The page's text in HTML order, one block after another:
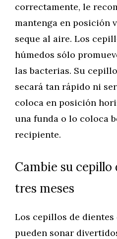
correctamente, le
mantenga en posición
seque al aire. Los
húmedos sólo
las bacterias. Su
secará tan rápido ni
coloca en posición
una funda o lo coloca
recipiente.
Cambie su cepillo
tres meses
Los cepillos de dientes
pueden sonar